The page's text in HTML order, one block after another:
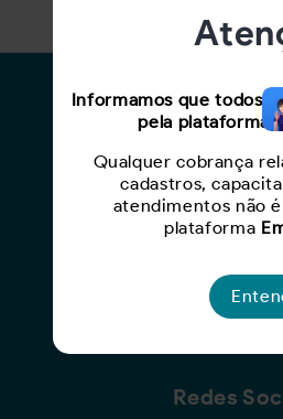
Para
Cadastro de
Criar
Redes
Informamos que todos
pela plataforma
Qualquer cobrança
cadastros,
atendimentos não
plataforma